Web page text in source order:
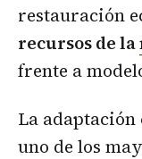
restauración
recursos de la
frente a
La
uno de los